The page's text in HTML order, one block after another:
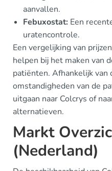
aanvallen.
Febuxostat: Een
uratencontrole.
Een vergelijking van
helpen bij het maken van
patiënten. Afhankelijk van
omstandigheden van de
uitgaan naar Colcrys of
alternatieven.
Markt
(Nederland)